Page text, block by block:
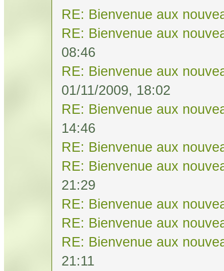
RE: Bienvenue aux
RE: Bienvenue aux
08:46
RE: Bienvenue aux
01/11/2009, 18:02
RE: Bienvenue aux
14:46
RE: Bienvenue aux
RE: Bienvenue aux
21:29
RE: Bienvenue aux
RE: Bienvenue aux
RE: Bienvenue aux
21:11